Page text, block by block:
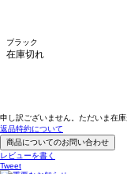
ブラック
在庫切れ
申し訳ございません。ただいま在庫
返品特約について
商品についてのお問い合わせ
レビューを書く
Tweet